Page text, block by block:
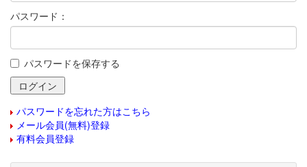
パスワード：
パスワードを保存する
パスワードを忘れた方はこちら
メール会員(無料)登録
有料会員登録